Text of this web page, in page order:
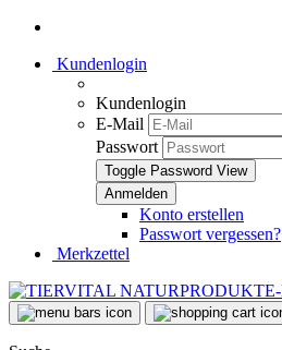
Kundenlogin
Kundenlogin
E-Mail
Passwort
Toggle Password View
Konto erstellen
Passwort vergessen?
Merkzettel